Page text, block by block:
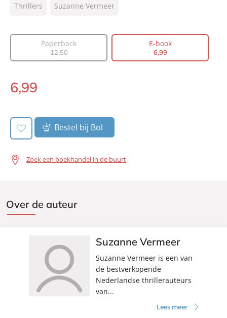
NUR:
305
Auteur(s):
Suzanne Vermeer
Uitgever:
Thrillers Suzanne Vermeer
Paperback
12,50
E-book
6,99
E-
6,99
Bestel bij Bol
Zoek een boekhandel in de buurt
Over de auteur
Suzanne Vermeer
Suzanne Vermeer is een van
de bestverkopende
Nederlandse thrillerauteurs
van...
Lees meer